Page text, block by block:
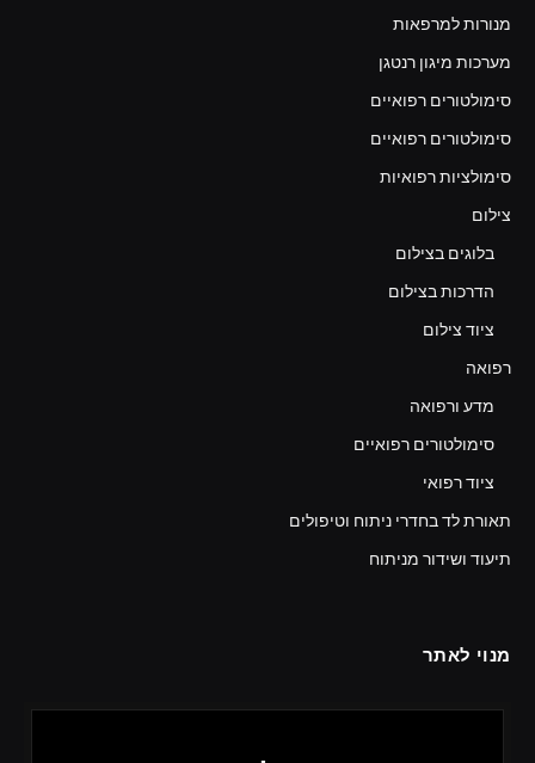
מנורות למרפאות
מערכות מיגון רנטגן
סימולטורים רפואיים
סימולטורים רפואיים
סימולציות רפואיות
צילום
בלוגים בצילום
הדרכות בצילום
ציוד צילום
רפואה
מדע ורפואה
סימולטורים רפואיים
ציוד רפואי
תאורת לד בחדרי ניתוח וטיפולים
תיעוד ושידור מניתוח
מנוי לאתר